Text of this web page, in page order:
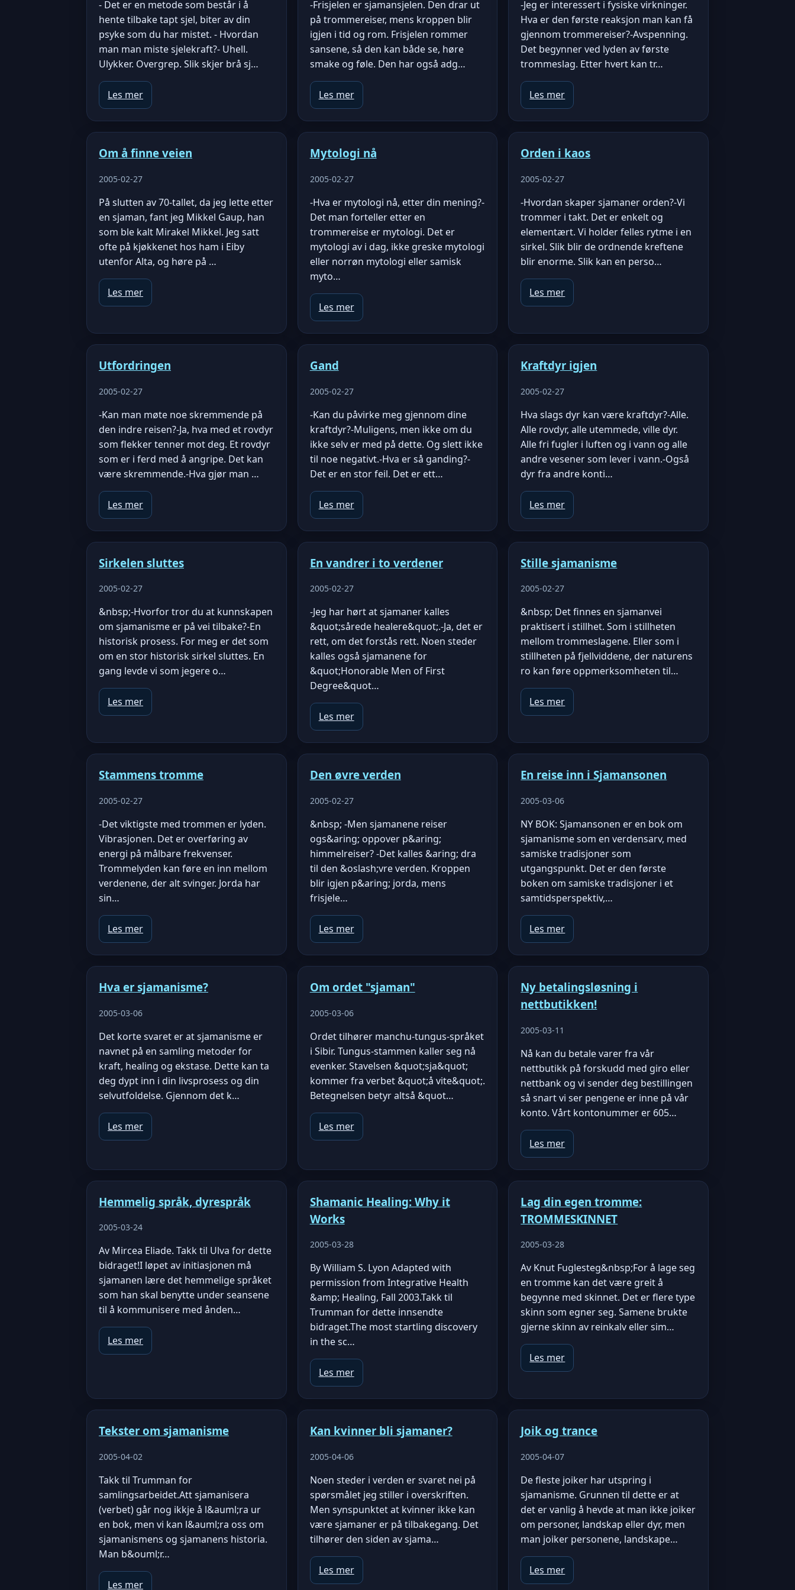
- Det er en metode som består i å
hente tilbake tapt sjel, biter av din
psyke som du har mistet. - Hvordan
man man miste sjelekraft?- Uhell.
Ulykker. Overgrep. Slik skjer brå sj…
Les mer
-Frisjelen er sjamansjelen. Den drar ut
på trommereiser, mens kroppen blir
igjen i tid og rom. Frisjelen rommer
sansene, så den kan både se, høre
smake og føle. Den har også adg…
Les mer
-Jeg er interessert i fysiske virkninger.
Hva er den første reaksjon man kan få
gjennom trommereiser?-Avspenning.
Det begynner ved lyden av første
trommeslag. Etter hvert kan tr…
Les mer
Om å finne veien
2005-02-27
På slutten av 70-tallet, da jeg lette etter
en sjaman, fant jeg Mikkel Gaup, han
som ble kalt Mirakel Mikkel. Jeg satt
ofte på kjøkkenet hos ham i Eiby
utenfor Alta, og høre på …
Les mer
Mytologi nå
2005-02-27
-Hva er mytologi nå, etter din mening?-
Det man forteller etter en
trommereise er mytologi. Det er
mytologi av i dag, ikke greske mytologi
eller norrøn mytologi eller samisk
myto…
Les mer
Orden i kaos
2005-02-27
-Hvordan skaper sjamaner orden?-Vi
trommer i takt. Det er enkelt og
elementært. Vi holder felles rytme i en
sirkel. Slik blir de ordnende kreftene
blir enorme. Slik kan en perso…
Les mer
Utfordringen
2005-02-27
-Kan man møte noe skremmende på
den indre reisen?-Ja, hva med et rovdyr
som flekker tenner mot deg. Et rovdyr
som er i ferd med å angripe. Det kan
være skremmende.-Hva gjør man …
Les mer
Gand
2005-02-27
-Kan du påvirke meg gjennom dine
kraftdyr?-Muligens, men ikke om du
ikke selv er med på dette. Og slett ikke
til noe negativt.-Hva er så ganding?-
Det er en stor feil. Det er ett…
Les mer
Kraftdyr igjen
2005-02-27
Hva slags dyr kan være kraftdyr?-Alle.
Alle rovdyr, alle utemmede, ville dyr.
Alle fri fugler i luften og i vann og alle
andre vesener som lever i vann.-Også
dyr fra andre konti…
Les mer
Sirkelen sluttes
2005-02-27
&nbsp;-Hvorfor tror du at kunnskapen
om sjamanisme er på vei tilbake?-En
historisk prosess. For meg er det som
om en stor historisk sirkel sluttes. En
gang levde vi som jegere o…
Les mer
En vandrer i to verdener
2005-02-27
-Jeg har hørt at sjamaner kalles
&quot;sårede healere&quot;.-Ja, det er
rett, om det forstås rett. Noen steder
kalles også sjamanene for
&quot;Honorable Men of First
Degree&quot…
Les mer
Stille sjamanisme
2005-02-27
&nbsp; Det finnes en sjamanvei
praktisert i stillhet. Som i stillheten
mellom trommeslagene. Eller som i
stillheten på fjellviddene, der naturens
ro kan føre oppmerksomheten til…
Les mer
Stammens tromme
2005-02-27
-Det viktigste med trommen er lyden.
Vibrasjonen. Det er overføring av
energi på målbare frekvenser.
Trommelyden kan føre en inn mellom
verdenene, der alt svinger. Jorda har
sin…
Les mer
Den øvre verden
2005-02-27
&nbsp; -Men sjamanene reiser
ogs&aring; oppover p&aring;
himmelreiser? -Det kalles &aring; dra
til den &oslash;vre verden. Kroppen
blir igjen p&aring; jorda, mens
frisjele…
Les mer
En reise inn i Sjamansonen
2005-03-06
NY BOK: Sjamansonen er en bok om
sjamanisme som en verdensarv, med
samiske tradisjoner som
utgangspunkt. Det er den første
boken om samiske tradisjoner i et
samtidsperspektiv,…
Les mer
Hva er sjamanisme?
2005-03-06
Det korte svaret er at sjamanisme er
navnet på en samling metoder for
kraft, healing og ekstase. Dette kan ta
deg dypt inn i din livsprosess og din
selvutfoldelse. Gjennom det k…
Les mer
Om ordet "sjaman"
2005-03-06
Ordet tilhører manchu-tungus-språket
i Sibir. Tungus-stammen kaller seg nå
evenker. Stavelsen &quot;sja&quot;
kommer fra verbet &quot;å vite&quot;.
Betegnelsen betyr altså &quot…
Les mer
Ny betalingsløsning i
nettbutikken!
2005-03-11
Nå kan du betale varer fra vår
nettbutikk på forskudd med giro eller
nettbank og vi sender deg bestillingen
så snart vi ser pengene er inne på vår
konto. Vårt kontonummer er 605…
Les mer
Hemmelig språk, dyrespråk
2005-03-24
Av Mircea Eliade. Takk til Ulva for dette
bidraget!I løpet av initiasjonen må
sjamanen lære det hemmelige språket
som han skal benytte under seansene
til å kommunisere med ånden…
Les mer
Shamanic Healing: Why it
Works
2005-03-28
By William S. Lyon Adapted with
permission from Integrative Health
&amp; Healing, Fall 2003.Takk til
Trumman for dette innsendte
bidraget.The most startling discovery
in the sc…
Les mer
Lag din egen tromme:
TROMMESKINNET
2005-03-28
Av Knut Fuglesteg&nbsp;For å lage seg
en tromme kan det være greit å
begynne med skinnet. Det er flere type
skinn som egner seg. Samene brukte
gjerne skinn av reinkalv eller sim…
Les mer
Tekster om sjamanisme
2005-04-02
Takk til Trumman for
samlingsarbeidet.Att sjamanisera
(verbet) går nog ikkje å l&auml;ra ur
en bok, men vi kan l&auml;ra oss om
sjamanismens og sjamanens historia.
Man b&ouml;r…
Les mer
Kan kvinner bli sjamaner?
2005-04-06
Noen steder i verden er svaret nei på
spørsmålet jeg stiller i overskriften.
Men synspunktet at kvinner ikke kan
være sjamaner er på tilbakegang. Det
tilhører den siden av sjama…
Les mer
Joik og trance
2005-04-07
De fleste joiker har utspring i
sjamanisme. Grunnen til dette er at
det er vanlig å hevde at man ikke joiker
om personer, landskap eller dyr, men
man joiker personene, landskape…
Les mer